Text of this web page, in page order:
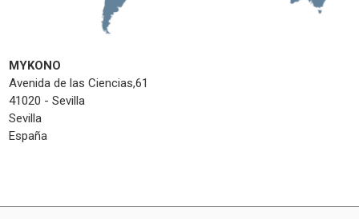
MYKONO
Avenida de las Ciencias,61
41020 - Sevilla
Sevilla
España